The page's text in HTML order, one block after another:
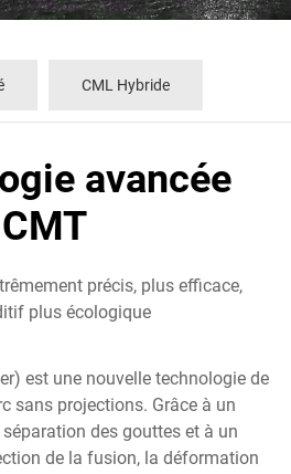
CML Hybride
avancée
CMT
précis, plus efficace,
plus écologique
est une nouvelle technologie de
sans projections. Grâce à un
des gouttes et à un
de la fusion, la déformation